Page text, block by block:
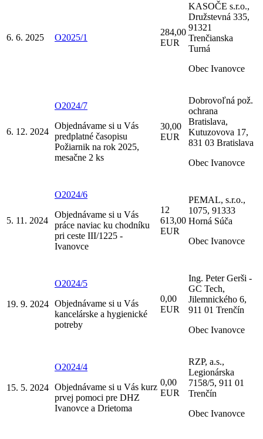
6. 6. 2025 O2025/1
284,00
EUR
KASOČE s.r.o.,
Družstevná 335,
91321
Trenčianska
Turná
Obec Ivanovce
6. 12. 2024
O2024/7
Objednávame si u Vás
predplatné časopisu
Požiarnik na rok 2025,
mesačne 2 ks
30,00
EUR
Dobrovoľná pož.
ochrana
Bratislava,
Kutuzovova 17,
831 03 Bratislava
Obec Ivanovce
5. 11. 2024
O2024/6
Objednávame si u Vás
práce naviac ku chodníku
pri ceste III/1225 -
Ivanovce
12
613,00
EUR
PEMAL, s.r.o.,
1075, 91333
Horná Súča
Obec Ivanovce
19. 9. 2024
O2024/5
Objednávame si u Vás
kancelárske a hygienické
potreby
0,00
EUR
Ing. Peter Gerši -
GC Tech,
Jilemnického 6,
911 01 Trenčín
Obec Ivanovce
15. 5. 2024
O2024/4
Objednávame si u Vás kurz
prvej pomoci pre DHZ
Ivanovce a Drietoma
0,00
EUR
RZP, a.s.,
Legionárska
7158/5, 911 01
Trenčín
Obec Ivanovce